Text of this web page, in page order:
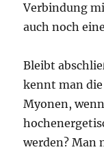
Verbindung
auch noch
Bleibt
kennt man
Myonen,
werden? Man